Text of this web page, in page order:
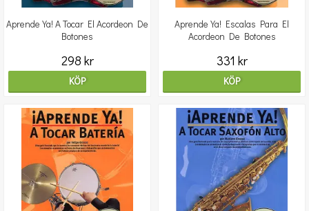
Aprende Ya! A Tocar El Acordeon De
Botones
298 kr
KÖP
Aprende Ya! Escalas Para El
Acordeon De Botones
331 kr
KÖP